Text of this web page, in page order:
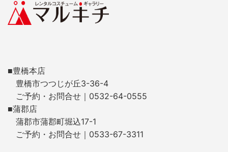
■豊橋本店
豊橋市つつじが丘3-36-4
ご予約・お問合せ｜0532-64-0555
■蒲郡店
蒲郡市蒲郡町堀込17-1
ご予約・お問合せ｜0533-67-3311